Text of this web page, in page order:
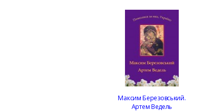
Максим Березовський.
Артем Ведель